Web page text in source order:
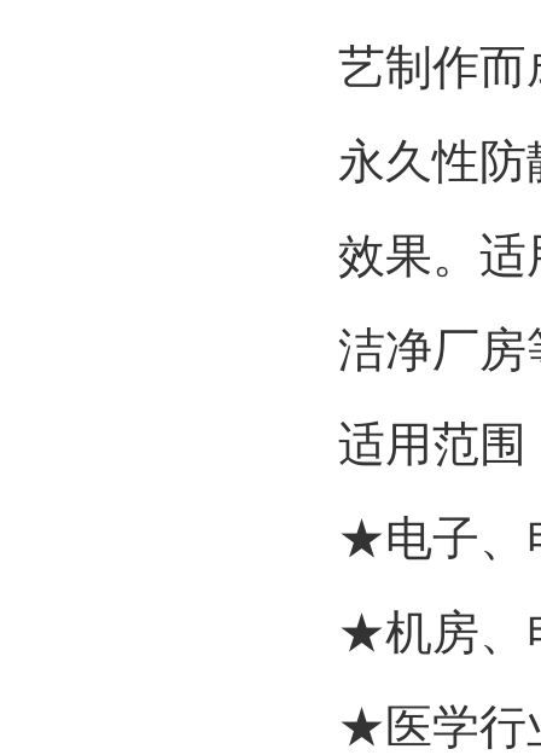
艺制作而
永久性
效果。适
洁净厂房
适用范围
★电子、
★机房、
★医学行